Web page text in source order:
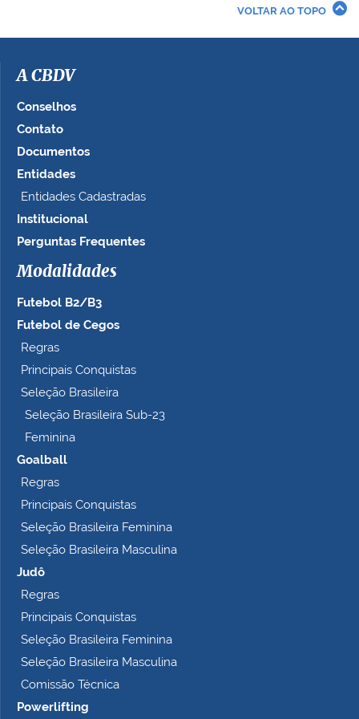
i
a
e
o
t
a
n
o
o
m
e
t
VOLTAR AO TOPO
A CBDV
Conselhos
Contato
Documentos
Entidades
Entidades Cadastradas
Institucional
Perguntas Frequentes
Modalidades
Futebol B2/B3
Futebol de Cegos
Regras
Principais Conquistas
Seleção Brasileira
Seleção Brasileira Sub-23
Feminina
Goalball
Regras
Principais Conquistas
Seleção Brasileira Feminina
Seleção Brasileira Masculina
Judô
Regras
Principais Conquistas
Seleção Brasileira Feminina
Seleção Brasileira Masculina
Comissão Técnica
Powerlifting